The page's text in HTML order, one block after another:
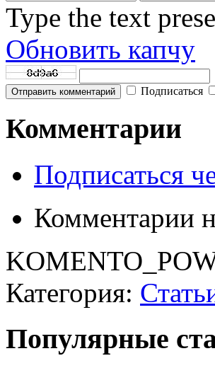
Type the text
Обновить капчу
Отправить комментарий Подписаться
Комментарии
Подписаться
Комментарии
Категория:
Популярные